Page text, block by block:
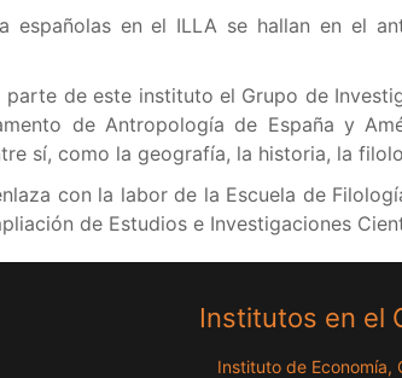
en el ILLA se hallan en el
de este instituto el Grupo de
de Antropología de España y
sí, como la geografía, la historia, la
con la labor de la Escuela de
de Estudios e Investigaciones
Institutos en el
Instituto de Economía,